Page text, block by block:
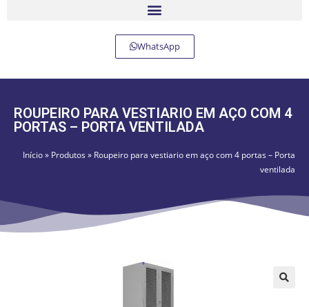
WhatsApp
ROUPEIRO PARA VESTIARIO EM AÇO COM 4
PORTAS – PORTA VENTILADA
Início» Produtos » Roupeiro para vestiario em aço com 4 portas – Porta
ventilada